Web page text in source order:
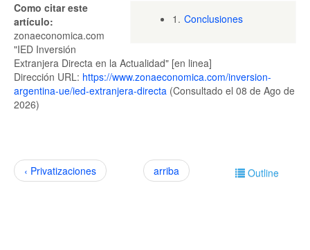
1. Conclusiones
Como citar este
artículo:
zonaeconomica.com
"IED Inversión
Extranjera Directa en la Actualidad" [en linea]
Dirección URL: https://www.zonaeconomica.com/inversion-
argentina-ue/ied-extranjera-directa (Consultado el 08 de Ago de
2026)
Outline
‹ Privatizaciones arriba